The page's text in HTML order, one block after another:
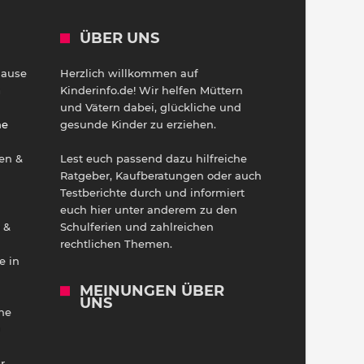
&
&
in
ÜBER UNS
Herzlich willkommen auf
Kinderinfo.de! Wir helfen Müttern
und Vätern dabei, glückliche und
gesunde Kinder zu erziehen.
Lest euch passend dazu hilfreiche
Ratgeber, Kaufberatungen oder auch
Testberichte durch und informiert
euch hier unter anderem zu den
Schulferien und zahlreichen
rechtlichen Themen.
MEINUNGEN ÜBER
UNS